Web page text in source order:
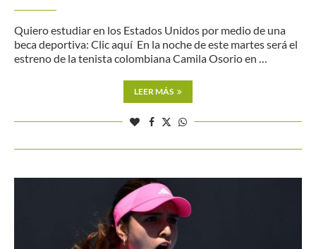
Quiero estudiar en los Estados Unidos por medio de una
beca deportiva: Clic aquí En la noche de este martes será el
estreno de la tenista colombiana Camila Osorio en …
LEER MÁS